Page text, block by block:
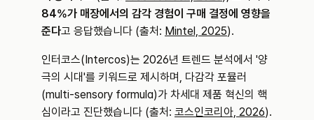
84%가 매장에서의 감각 경험이 구매 결정에 영향을
준다고 응답했습니다 (출처: Mintel, 2025).
인터코스(Intercos)는 2026년 트렌드 분석에서 '양
극의 시대'를 키워드로 제시하며, 다감각 포뮬러
(multi-sensory formula)가 차세대 제품 혁신의 핵
심이라고 진단했습니다 (출처: 코스인코리아, 2026).